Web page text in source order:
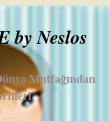
by Neslos
Mutfağından